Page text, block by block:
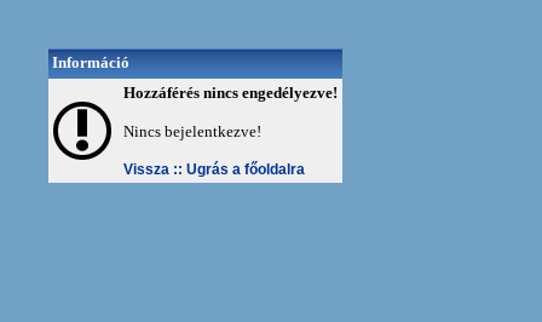
Információ
Hozzáférés nincs engedélyezve!
Nincs bejelentkezve!
Vissza :: Ugrás a főoldalra